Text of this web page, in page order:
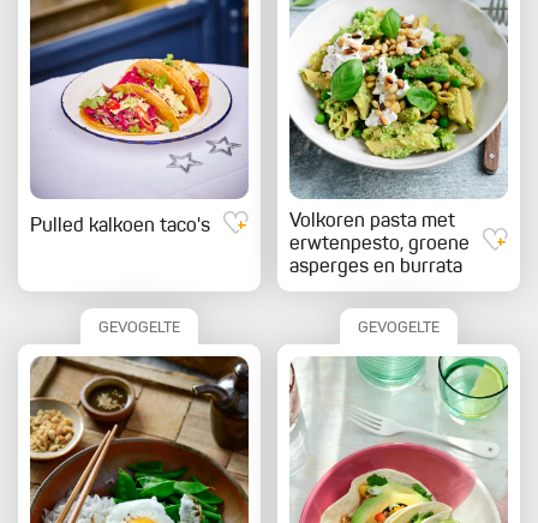
Pulled kalkoen taco's
Volkoren pasta met
erwtenpesto, groene
asperges en burrata
GEVOGELTE GEVOGELTE